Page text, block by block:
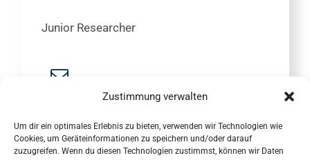
Zustimmung verwalten
Um dir ein optimales Erlebnis zu bieten, verwenden wir Technologien wie
Cookies, um Geräteinformationen zu speichern und/oder darauf
zuzugreifen. Wenn du diesen Technologien zustimmst, können wir Daten
Junior Researcher